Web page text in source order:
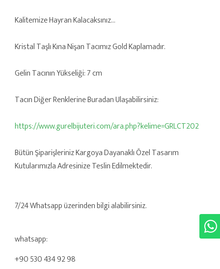
Kalitemize Hayran Kalacaksınız...
Kristal Taşlı Kına Nişan Tacımız Gold Kaplamadır.
Gelin Tacının Yükseliği: 7 cm
Tacın Diğer Renklerine Buradan Ulaşabilirsiniz:
https://www.gurelbijuteri.com/ara.php?kelime=GRLCT202
Bütün Şiparişleriniz Kargoya Dayanaklı Özel Tasarım
Kutularımızla Adresinize Teslin Edilmektedir.
7/24 Whatsapp üzerinden bilgi alabilirsiniz.
whatsapp:
+90 530 434 92 98